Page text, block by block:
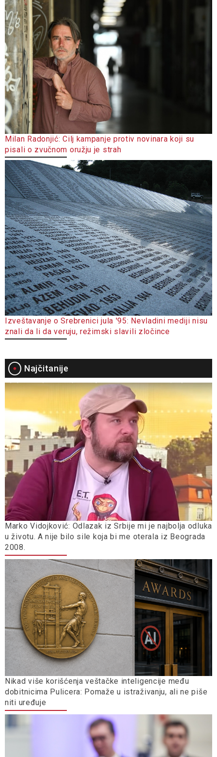
Milan Radonjić: Cilj kampanje protiv novinara koji su
pisali o zvučnom oružju je strah
Izveštavanje o Srebrenici jula '95: Nevladini mediji nisu
znali da li da veruju, režimski slavili zločince
Najčitanije
Marko Vidojković: Odlazak iz Srbije mi je najbolja odluka
u životu. A nije bilo sile koja bi me oterala iz Beograda
2008.
Nikad više korišćenja veštačke inteligencije među
dobitnicima Pulicera: Pomaže u istraživanju, ali ne piše
niti uređuje